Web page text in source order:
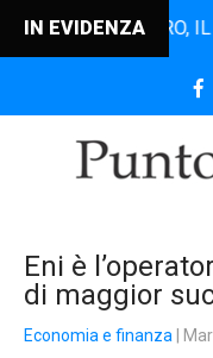
IN EVIDENZAIL
Eni è
di maggior
Economia e finanza |